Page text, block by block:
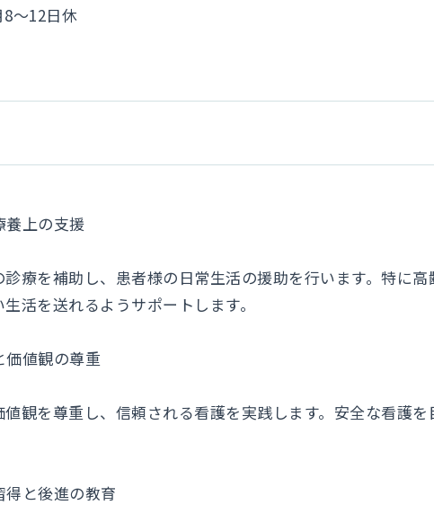
～12日休
養上の支援
療を補助し、患者様の日常生活の援助を行います。特に
活を送れるようサポートします。
価値観の尊重
観を尊重し、信頼される看護を実践します。安全な看護
得と後進の教育